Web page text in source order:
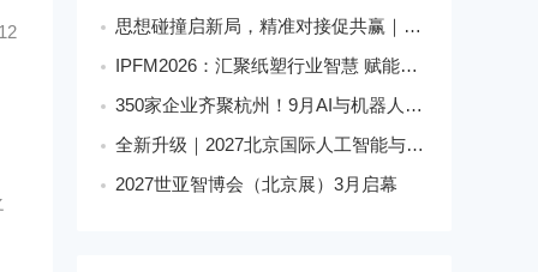
思想碰撞启新局，精准对接促共赢｜美狮・华克2026中国餐饮包装创新发展大会圆满收官
IPFM2026：汇聚纸塑行业智慧 赋能高质健康发展
350家企业齐聚杭州！9月AI与机器人盛宴解锁科技新生态
全新升级｜2027北京国际人工智能与机器人展会落地朝阳馆
2027世亚智博会（北京展）3月启幕